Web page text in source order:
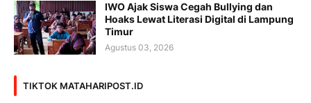
IWO Ajak Siswa Cegah Bullying dan
Hoaks Lewat Literasi Digital di Lampung
Timur
Agustus 03, 2026
TIKTOK MATAHARIPOST.ID